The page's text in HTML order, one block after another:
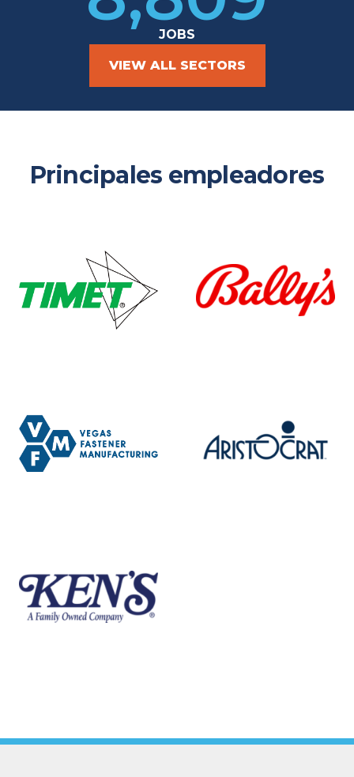
JOBS
VIEW ALL SECTORS
Principales empleadores